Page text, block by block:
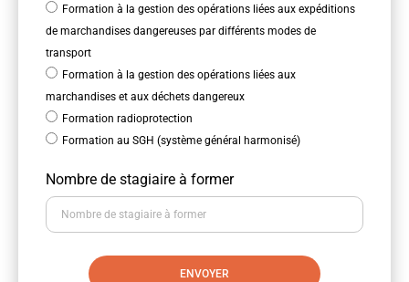
Formation à la gestion des opérations liées aux expéditions
de marchandises dangereuses par différents modes de
transport
Formation à la gestion des opérations liées aux
marchandises et aux déchets dangereux
Formation radioprotection
Formation au SGH (système général harmonisé)
Nombre de stagiaire à former
ENVOYER